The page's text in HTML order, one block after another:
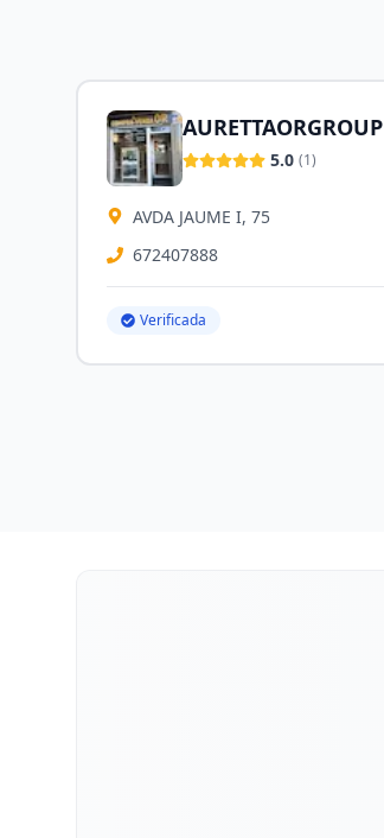
AURETTAORGROUP
5.0 (1)
AVDA JAUME I, 75
672407888
Verificada